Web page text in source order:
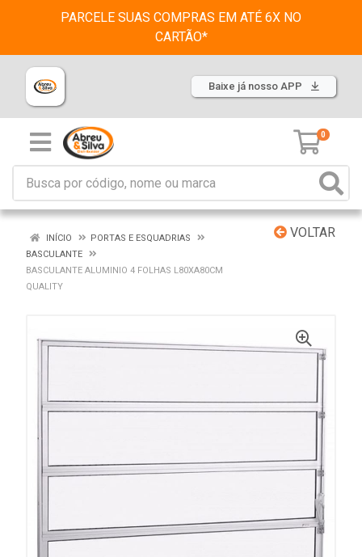
PARCELE SUAS COMPRAS EM ATÉ 6X NO
CARTÃO*
Baixe já nosso APP
0
VOLTAR
INÍCIO
PORTAS E ESQUADRIAS
BASCULANTE
BASCULANTE ALUMINIO 4 FOLHAS L80XA80CM
QUALITY